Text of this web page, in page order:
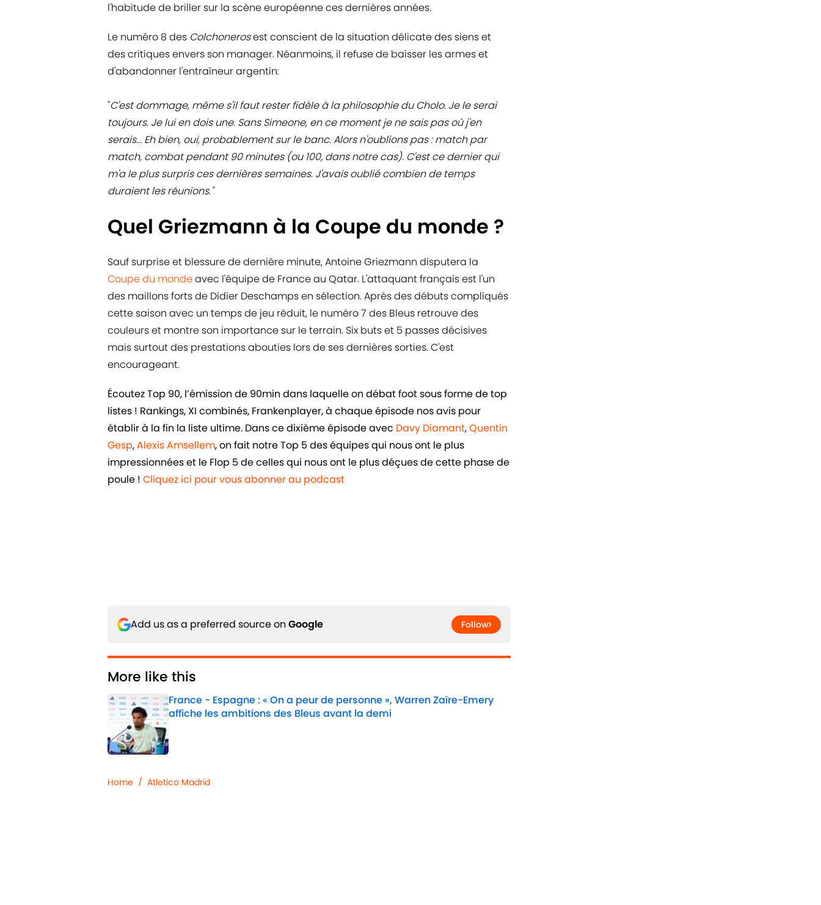
l'habitude de briller sur la scène européenne ces dernières années.
Le numéro 8 des Colchonerosest conscient de la situation délicate des siens et
des critiques envers son manager. Néanmoins, il refuse de baisser les armes et
d'abandonner l'entraîneur argentin:
"C'est dommage, même s'il faut rester fidèle à la philosophie du Cholo. Je le serai
toujours. Je lui en dois une. Sans Simeone, en ce moment je ne sais pas où j'en
serais... Eh bien, oui, probablement sur le banc. Alors n'oublions pas : match par
match, combat pendant 90 minutes (ou 100, dans notre cas). C'est ce dernier qui
m'a le plus surpris ces dernières semaines. J'avais oublié combien de temps
duraient les réunions."
Quel Griezmann à la Coupe du monde ?
Sauf surprise et blessure de dernière minute, Antoine Griezmann disputera la
Coupe du mondeavec l'équipe de France au Qatar. L'attaquant français est l'un
des maillons forts de Didier Deschamps en sélection. Après des débuts compliqués
cette saison avec un temps de jeu réduit, le numéro 7 des Bleus retrouve des
couleurs et montre son importance sur le terrain. Six buts et 5 passes décisives
mais surtout des prestations abouties lors de ses dernières sorties. C'est
encourageant.
Écoutez Top 90, l’émission de 90min dans laquelle on débat foot sous forme de top
listes ! Rankings, XI combinés, Frankenplayer, à chaque épisode nos avis pour
établir à la fin la liste ultime. Dans ce dixième épisode avec Davy Diamant,Quentin
Gesp,Alexis Amsellem, on fait notre Top 5 des équipes qui nous ont le plus
impressionnées et le Flop 5 de celles qui nous ont le plus déçues de cette phase de
poule ! Cliquez ici pour vous abonner au podcast
Add us as a preferred source on Google Follow
More like this
France - Espagne : « On a peur de personne », Warren Zaïre-Emery
affiche les ambitions des Bleus avant la demi
Home / Atletico Madrid